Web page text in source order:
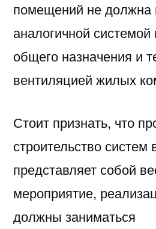
помещений не должна
аналогичной
общего назначения и
вентиляцией жилых
Стоит признать, что
строительство систем
представляет собой
мероприятие,
должны заниматься